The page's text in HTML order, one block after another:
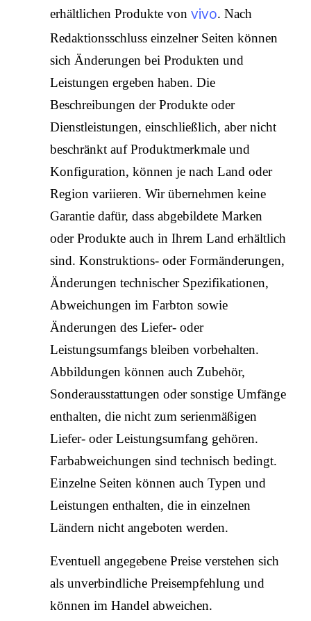
erhältlichen Produkte von vivo. Nach
Redaktionsschluss einzelner Seiten können
sich Änderungen bei Produkten und
Leistungen ergeben haben. Die
Beschreibungen der Produkte oder
Dienstleistungen, einschließlich, aber nicht
beschränkt auf Produktmerkmale und
Konfiguration, können je nach Land oder
Region variieren. Wir übernehmen keine
Garantie dafür, dass abgebildete Marken
oder Produkte auch in Ihrem Land erhältlich
sind. Konstruktions- oder Formänderungen,
Änderungen technischer Spezifikationen,
Abweichungen im Farbton sowie
Änderungen des Liefer- oder
Leistungsumfangs bleiben vorbehalten.
Abbildungen können auch Zubehör,
Sonderausstattungen oder sonstige Umfänge
enthalten, die nicht zum serienmäßigen
Liefer- oder Leistungsumfang gehören.
Farbabweichungen sind technisch bedingt.
Einzelne Seiten können auch Typen und
Leistungen enthalten, die in einzelnen
Ländern nicht angeboten werden.
Eventuell angegebene Preise verstehen sich
als unverbindliche Preisempfehlung und
können im Handel abweichen.